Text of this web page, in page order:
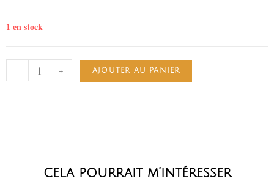
1 en stock
- + AJOUTER AU PANIER
cela pourrait m’intéresser